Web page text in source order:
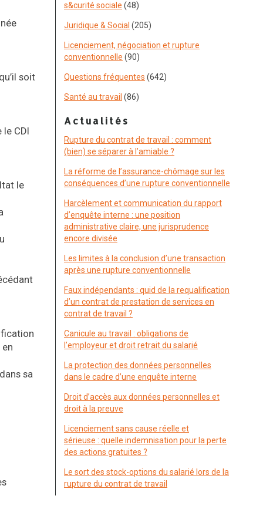
soit
le CDI
le
sa
s&curité sociale (48)
Juridique & Social (205)
Licenciement, négociation et rupture
conventionnelle (90)
Questions fréquentes (642)
Santé au travail (86)
Actualités
Rupture du contrat de travail : comment
(bien) se séparer à l’amiable ?
La réforme de l’assurance-chômage sur les
conséquences d’une rupture conventionnelle
Harcèlement et communication du rapport
d’enquête interne : une position
administrative claire, une jurisprudence
encore divisée
Les limites à la conclusion d’une transaction
après une rupture conventionnelle
Faux indépendants : quid de la requalification
d’un contrat de prestation de services en
contrat de travail ?
Canicule au travail : obligations de
l’employeur et droit retrait du salarié
La protection des données personnelles
dans le cadre d’une enquête interne
Droit d’accès aux données personnelles et
droit à la preuve
Licenciement sans cause réelle et
sérieuse : quelle indemnisation pour la perte
des actions gratuites ?
Le sort des stock-options du salarié lors de la
rupture du contrat de travail